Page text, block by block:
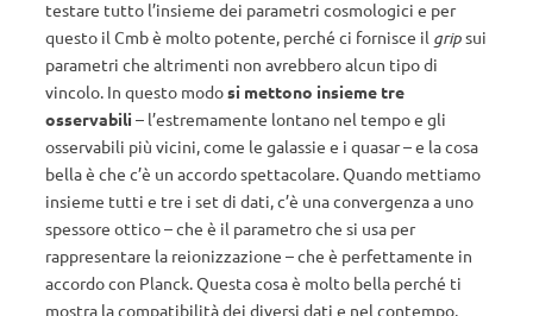
testare tutto l’insieme dei parametri cosmologici e per
questo il Cmb è molto potente, perché ci fornisce il gripsui
parametri che altrimenti non avrebbero alcun tipo di
vincolo. In questo modosi mettono insieme tre
osservabili – l’estremamente lontano nel tempo e gli
osservabili più vicini, come le galassie e i quasar – e la cosa
bella è che c’è un accordo spettacolare. Quando mettiamo
insieme tutti e tre i set di dati, c’è una convergenza a uno
spessore ottico – che è il parametro che si usa per
rappresentare la reionizzazione – che è perfettamente in
accordo con Planck. Questa cosa è molto bella perché ti
mostra la compatibilità dei diversi dati e nel contempo,